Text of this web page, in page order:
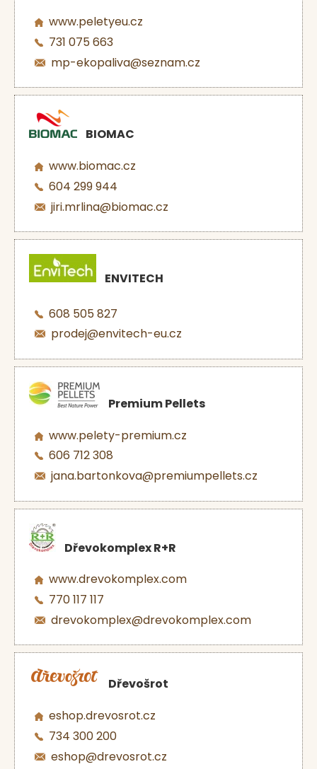
www.peletyeu.cz
731 075 663
mp-ekopaliva@seznam.cz
BIOMAC
www.biomac.cz
604 299 944
jiri.mrlina@biomac.cz
ENVITECH
608 505 827
prodej@envitech-eu.cz
Premium Pellets
www.pelety-premium.cz
606 712 308
jana.bartonkova@premiumpellets.cz
Dřevokomplex R+R
www.drevokomplex.com
770 117 117
drevokomplex@drevokomplex.com
Dřevošrot
eshop.drevosrot.cz
734 300 200
eshop@drevosrot.cz